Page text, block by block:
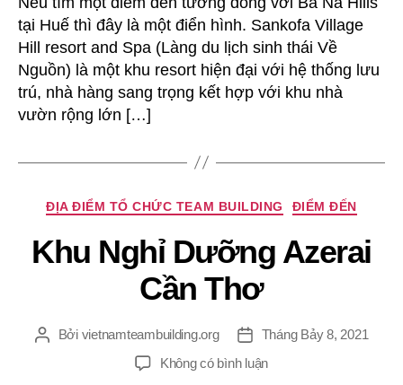
tại Huế thì đây là một điển hình. Sankofa Village
Hill resort and Spa (Làng du lịch sinh thái Về
Nguồn) là một khu resort hiện đại với hệ thống lưu
trú, nhà hàng sang trọng kết hợp với khu nhà
vườn rộng lớn […]
Chuyên
ĐỊA ĐIỂM TỔ CHỨC TEAM BUILDING ĐIỂM ĐẾN
Khu Nghỉ Dưỡng Azerai
Cần Thơ
TácBởi vietnamteambuilding.org
Ngày
đăng
Tháng Bảy 8, 2021
Không có bình luậnở